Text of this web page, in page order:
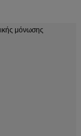
μόνωσης